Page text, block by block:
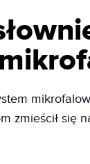
zmieścił się